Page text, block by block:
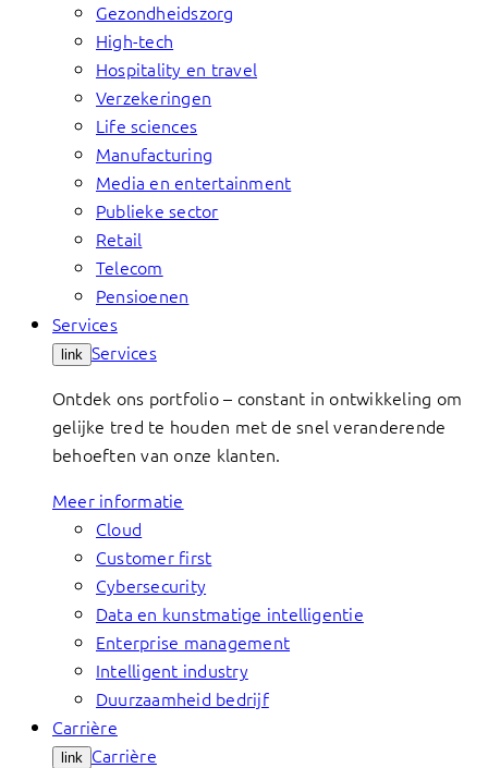
Gezondheidszorg
High-tech
Hospitality en travel
Verzekeringen
Life sciences
Manufacturing
Media en entertainment
Publieke sector
Retail
Telecom
Pensioenen
Services
link Services
Ontdek ons portfolio – constant in ontwikkeling om
gelijke tred te houden met de snel veranderende
behoeften van onze klanten.
Meer informatie
Cloud
Customer first
Cybersecurity
Data en kunstmatige intelligentie
Enterprise management
Intelligent industry
Duurzaamheid bedrijf
Carrière
link Carrière